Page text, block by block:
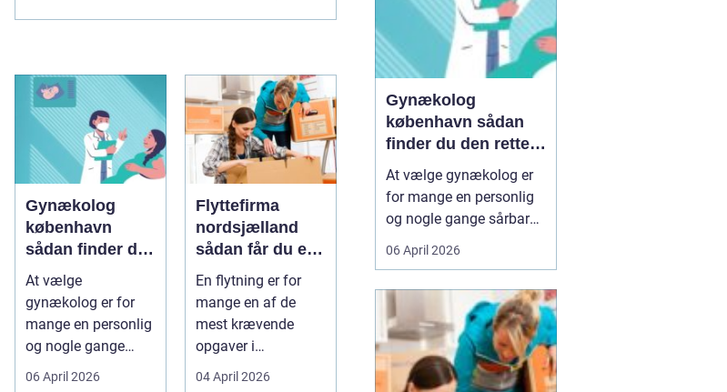
Gynækolog
københavn
sådan finder du
den rette
specialist
At vælge
gynækolog er for
mange en personlig
og nogle gange
sårbar beslutning.
06 April 2026
Flyttefirma
nordsjælland
sådan får du en
tryg og effektiv
flytning
En flytning er for
mange en af de
mest krævende
opgaver i
hverdagen. Der er
04 April 2026
Gynækolog
københavn sådan
finder du den rette
specialist
At vælge gynækolog er
for mange en personlig
og nogle gange sårbar
beslutning. Man skal
både føle sig tryg, hørt
storby som København
kan det være svært at
danne sig overblik over
de mange muligheder,
06 April 2026